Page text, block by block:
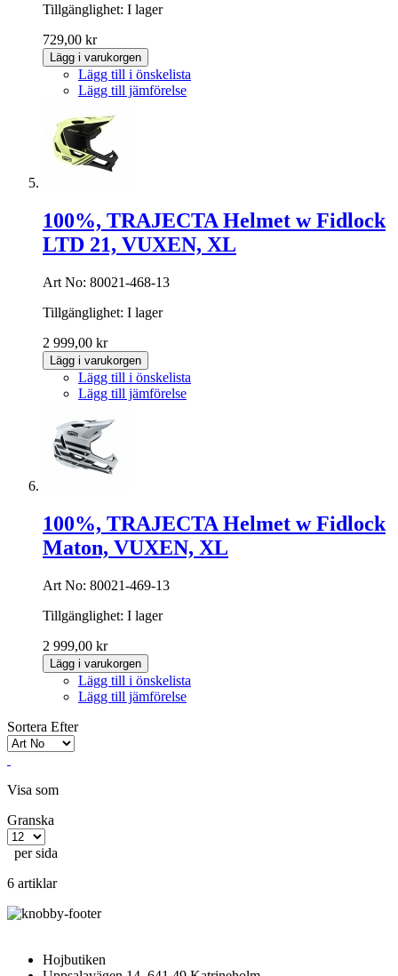
Tillgänglighet: I lager
729,00 kr
Lägg i varukorgen
Lägg till i önskelista
Lägg till jämförelse
100%, TRAJECTA Helmet w Fidlock
LTD 21, VUXEN, XL
Art No: 80021-468-13
Tillgänglighet: I lager
2 999,00 kr
Lägg i varukorgen
Lägg till i önskelista
Lägg till jämförelse
100%, TRAJECTA Helmet w Fidlock
Maton, VUXEN, XL
Art No: 80021-469-13
Tillgänglighet: I lager
2 999,00 kr
Lägg i varukorgen
Lägg till i önskelista
Lägg till jämförelse
Sortera Efter
Visa som
Granska
per sida
6 artiklar
Hojbutiken